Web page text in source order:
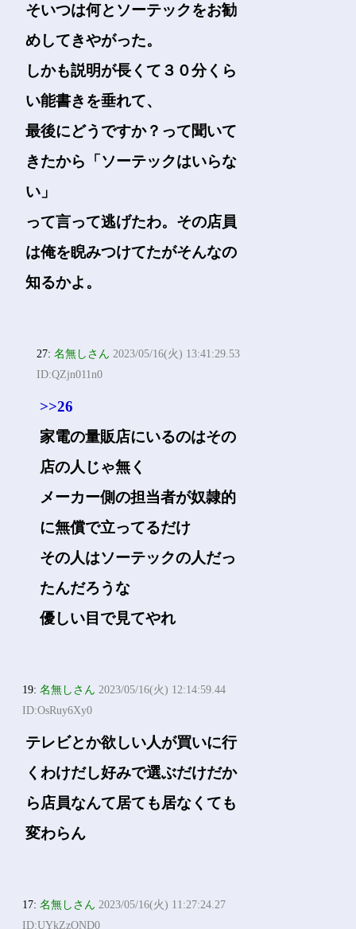
そいつは何とソーテックをお勧
めしてきやがった。
しかも説明が長くて３０分くら
い能書きを垂れて、
最後にどうですか？って聞いて
きたから「ソーテックはいらな
い」
って言って逃げたわ。その店員
は俺を睨みつけてたがそんなの
知るかよ。
27:名無しさん 2023/05/16(火) 13:41:29.53
ID:QZjn011n0
>>26
家電の量販店にいるのはその
店の人じゃ無く
メーカー側の担当者が奴隷的
に無償で立ってるだけ
その人はソーテックの人だっ
たんだろうな
優しい目で見てやれ
19:名無しさん 2023/05/16(火) 12:14:59.44
ID:OsRuy6Xy0
テレビとか欲しい人が買いに行
くわけだし好みで選ぶだけだか
ら店員なんて居ても居なくても
変わらん
17:名無しさん 2023/05/16(火) 11:27:24.27
ID:UYkZzOND0